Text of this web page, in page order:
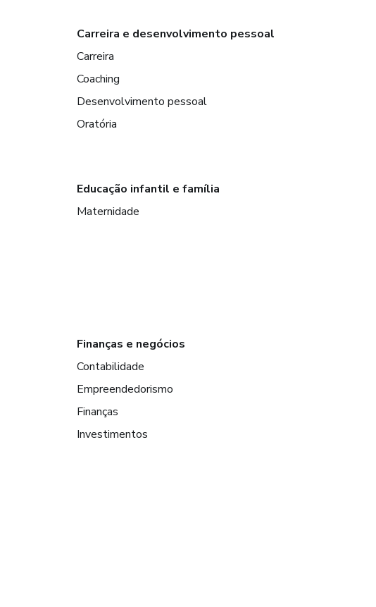
Carreira e desenvolvimento pessoal
Carreira
Coaching
Desenvolvimento pessoal
Oratória
Educação infantil e família
Maternidade
Finanças e negócios
Contabilidade
Empreendedorismo
Finanças
Investimentos